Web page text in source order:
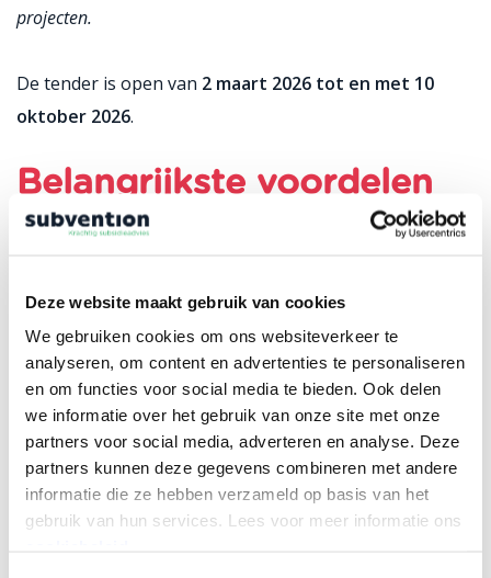
Deze website maakt gebruik van cookies
We gebruiken cookies om ons websiteverkeer te
analyseren, om content en advertenties te personaliseren
en om functies voor social media te bieden. Ook delen
we informatie over het gebruik van onze site met onze
partners voor social media, adverteren en analyse. Deze
partners kunnen deze gegevens combineren met andere
informatie die ze hebben verzameld op basis van het
gebruik van hun services. Lees voor meer informatie ons
projecten.
De tender is open van 2 maart 2026 tot en met 10
oktober 2026.
Belangrijkste voordelen
van VInnovate 2026
verkleinen
Versneld innovatieve oplossingen marktrijp maken
Toegang krijgen tot nieuwe internationale markten
Duurzame, grensoverschrijdende samenwerking
opbouwen
Bijdragen aan klimaatdoelstellingen en duurzame
groei